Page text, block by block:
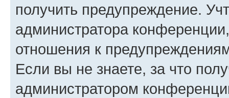
получить предупреждение.
администратора
отношения к
Если вы не знаете, за что
администратором